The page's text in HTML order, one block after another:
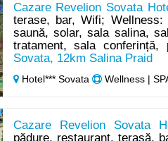
Cazare Revelion Sovata
terase, bar, Wifi;
saună, solar, sala salina,
tratament, sala conferință,
Sovata, 12km Salina Praid
Hotel*** Sovata Wellness |
Cazare Revelion Sovata
pădure, restaurant, terasă,